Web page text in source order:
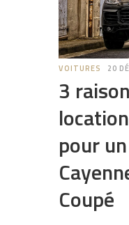
VOITURES 20
3
pour
Coupé